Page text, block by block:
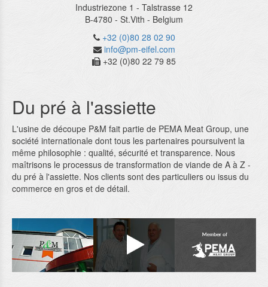
Industriezone 1 - Talstrasse 12
B-4780 - St.Vith - Belgium
+32 (0)80 28 02 90
info@pm-eifel.com
+32 (0)80 22 79 85
Du pré à l'assiette
L'usine de découpe P&M fait partie de PEMA Meat Group, une
société internationale dont tous les partenaires poursuivent la
même philosophie : qualité, sécurité et transparence. Nous
maîtrisons le processus de transformation de viande de A à Z -
du pré à l'assiette. Nos clients sont des particuliers ou issus du
commerce en gros et de détail.